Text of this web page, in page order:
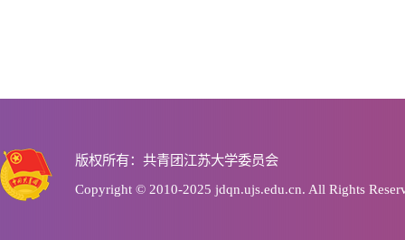
版权所有：共青团江苏大学委员会
Copyright © 2010-2025 jdqn.ujs.edu.cn. All Rights